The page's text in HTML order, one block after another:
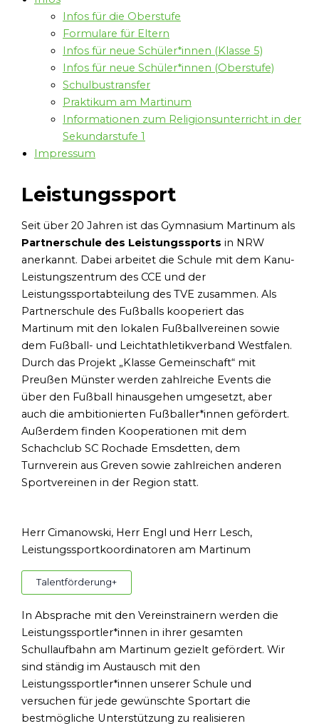
Infos für die Oberstufe
Formulare für Eltern
Infos für neue Schüler*innen (Klasse 5)
Infos für neue Schüler*innen (Oberstufe)
Schulbustransfer
Praktikum am Martinum
Informationen zum Religionsunterricht in der
Sekundarstufe 1
Impressum
Leistungssport
Seit über 20 Jahren ist das Gymnasium Martinum als
Partnerschule des Leistungssports in NRW
anerkannt. Dabei arbeitet die Schule mit dem Kanu-
Leistungszentrum des CCE und der
Leistungssportabteilung des TVE zusammen. Als
Partnerschule des Fußballs kooperiert das
Martinum mit den lokalen Fußballvereinen sowie
dem Fußball- und Leichtathletikverband Westfalen.
Durch das Projekt „Klasse Gemeinschaft“ mit
Preußen Münster werden zahlreiche Events die
über den Fußball hinausgehen umgesetzt, aber
auch die ambitionierten Fußballer*innen gefördert.
Außerdem finden Kooperationen mit dem
Schachclub SC Rochade Emsdetten, dem
Turnverein aus Greven sowie zahlreichen anderen
Sportvereinen in der Region statt.
Herr Cimanowski, Herr Engl und Herr Lesch,
Leistungssportkoordinatoren am Martinum
Talentförderung+
In Absprache mit den Vereinstrainern werden die
Leistungssportler*innen in ihrer gesamten
Schullaufbahn am Martinum gezielt gefördert. Wir
sind ständig im Austausch mit den
Leistungssportler*innen unserer Schule und
versuchen für jede gewünschte Sportart die
bestmögliche Unterstützung zu realisieren